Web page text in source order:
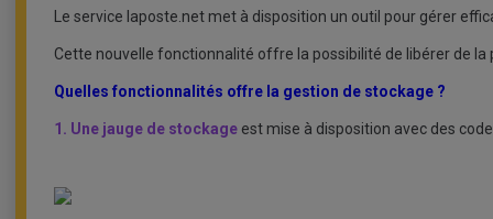
Le service laposte.net met à disposition un outil pour gérer
Cette nouvelle fonctionnalité offre la possibilité de libérer de
Quelles fonctionnalités offre la gestion de stockage ?
1. Une jauge de stockage est mise à disposition avec des